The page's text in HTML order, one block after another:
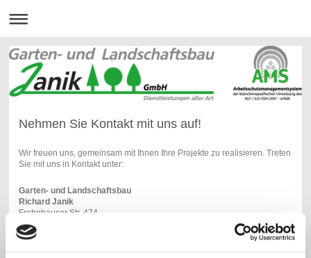
Nehmen Sie Kontakt mit uns auf!
Wir freuen uns, gemeinsam mit Ihnen Ihre Projekte zu realisieren. Treten
Sie mit uns in Kontakt unter:
Garten- und Landschaftsbau
Richard Janik
Frohnhauser Str. 474
45144 Essen